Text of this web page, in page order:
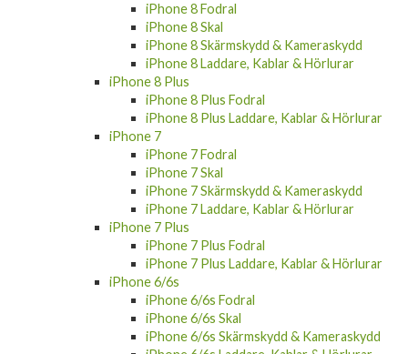
iPhone 8 Fodral
iPhone 8 Skal
iPhone 8 Skärmskydd & Kameraskydd
iPhone 8 Laddare, Kablar & Hörlurar
iPhone 8 Plus
iPhone 8 Plus Fodral
iPhone 8 Plus Laddare, Kablar & Hörlurar
iPhone 7
iPhone 7 Fodral
iPhone 7 Skal
iPhone 7 Skärmskydd & Kameraskydd
iPhone 7 Laddare, Kablar & Hörlurar
iPhone 7 Plus
iPhone 7 Plus Fodral
iPhone 7 Plus Laddare, Kablar & Hörlurar
iPhone 6/6s
iPhone 6/6s Fodral
iPhone 6/6s Skal
iPhone 6/6s Skärmskydd & Kameraskydd